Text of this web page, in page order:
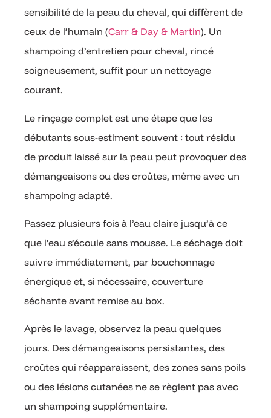
sensibilité de la peau du cheval, qui diffèrent de
ceux de l’humain (Carr & Day & Martin). Un
shampoing d’entretien pour cheval, rincé
soigneusement, suffit pour un nettoyage
courant.
Le rinçage complet est une étape que les
débutants sous-estiment souvent : tout résidu
de produit laissé sur la peau peut provoquer des
démangeaisons ou des croûtes, même avec un
shampoing adapté.
Passez plusieurs fois à l’eau claire jusqu’à ce
que l’eau s’écoule sans mousse. Le séchage doit
suivre immédiatement, par bouchonnage
énergique et, si nécessaire, couverture
séchante avant remise au box.
Après le lavage, observez la peau quelques
jours. Des démangeaisons persistantes, des
croûtes qui réapparaissent, des zones sans poils
ou des lésions cutanées ne se règlent pas avec
un shampoing supplémentaire.